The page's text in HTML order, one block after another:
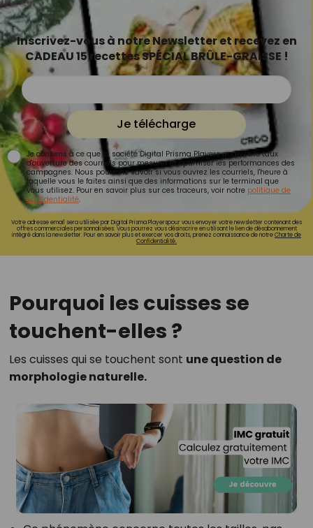
Inscrivez-vous à notre Newsletter et recevez en
CADEAU 15 recettes SPÉCIAL BRÛLE-GRAISSE !
Je télécharge
Je consens à ce que la société Digital Prisma Players analyse le taux
d'ouverture des courriels pour mesurer et optimiser les performances des
campagnes. Nous pourrons savoir si vous ouvrez les courriels, l'heure à
laquelle vous le faites ainsi que des informations sur le terminal que
vous utilisez. Pour en savoir plus sur ces traceurs, voir notre politique de
confidentialité.
Votre adresse email sera utilisée par Digital Prisma Playerspour vous envoyer votre newsletter contenant des
offres commerciales personnalisées. Vous pourrez vous désinscrire en utilisant le lien de désabonnement
intégré dans la newsletter. Pour en savoir plus et exercer vos droits, prenez connaissance de notreCharte de
Confidentialité.
Pourquoi les cuisses se
touchent-elles ?
Les cuisses qui se touchent sont une question de
morphologie naturelle.